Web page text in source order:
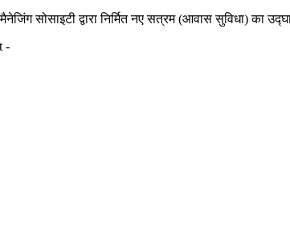
सोसाइटी द्वारा निर्मित नए सत्रम (आवास सुविधा) का
-